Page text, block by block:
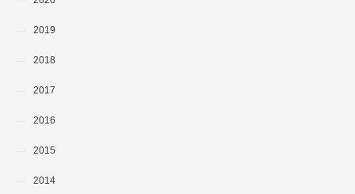
2019
2018
2017
2016
2015
2014